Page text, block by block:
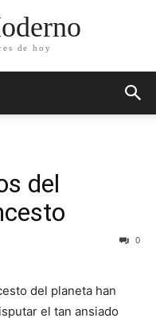
de hoy
del
0
del planeta han
el tan ansiado